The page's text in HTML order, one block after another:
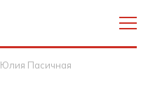
Юлия Пасичная